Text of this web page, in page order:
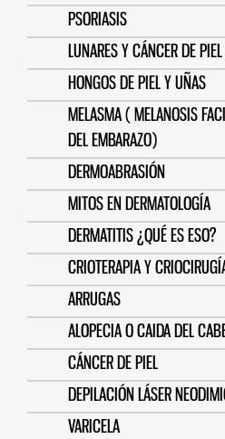
PSORIASIS
LUNARES Y CÁNCER DE PIEL
HONGOS DE PIEL Y UÑAS
MELASMA ( MELANOSIS
DEL EMBARAZO)
DERMOABRASIÓN
MITOS EN DERMATOLOGÍA
DERMATITIS ¿QUÉ ES ESO?
CRIOTERAPIA Y
ARRUGAS
ALOPECIA O CAIDA DEL
CÁNCER DE PIEL
DEPILACIÓN LÁSER
VARICELA